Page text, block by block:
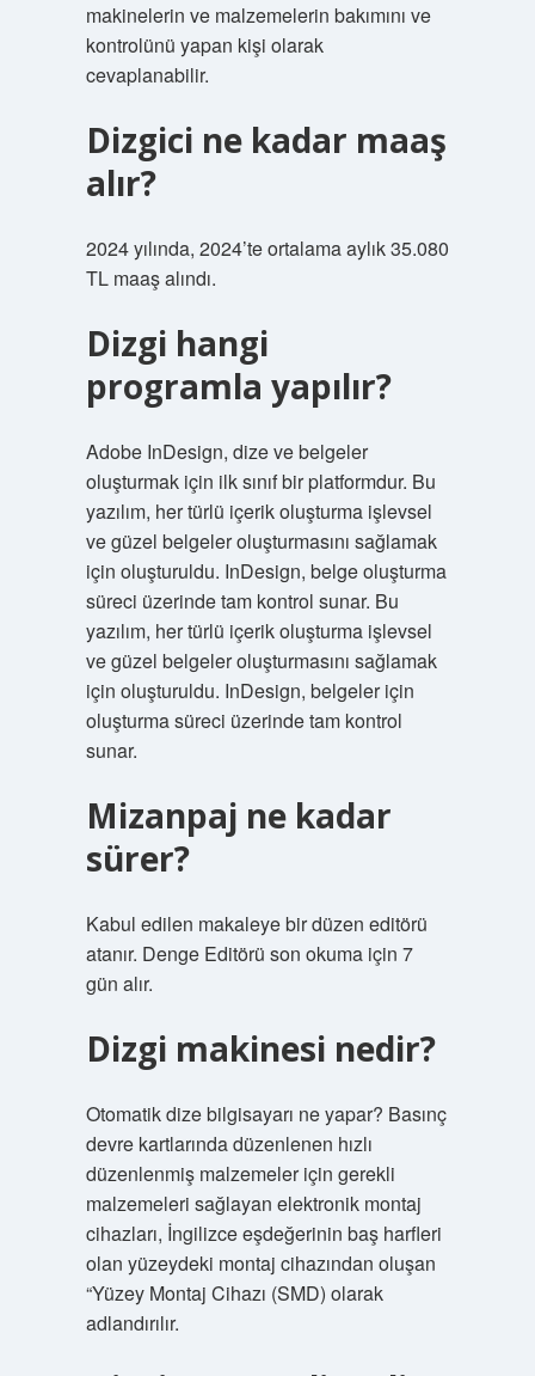
makinelerin ve malzemelerin bakımını ve
kontrolünü yapan kişi olarak
cevaplanabilir.
Dizgici ne kadar maaş
alır?
2024 yılında, 2024’te ortalama aylık 35.080
TL maaş alındı.
Dizgi hangi
programla yapılır?
Adobe InDesign, dize ve belgeler
oluşturmak için ilk sınıf bir platformdur. Bu
yazılım, her türlü içerik oluşturma işlevsel
ve güzel belgeler oluşturmasını sağlamak
için oluşturuldu. InDesign, belge oluşturma
süreci üzerinde tam kontrol sunar. Bu
yazılım, her türlü içerik oluşturma işlevsel
ve güzel belgeler oluşturmasını sağlamak
için oluşturuldu. InDesign, belgeler için
oluşturma süreci üzerinde tam kontrol
sunar.
Mizanpaj ne kadar
sürer?
Kabul edilen makaleye bir düzen editörü
atanır. Denge Editörü son okuma için 7
gün alır.
Dizgi makinesi nedir?
Otomatik dize bilgisayarı ne yapar? Basınç
devre kartlarında düzenlenen hızlı
düzenlenmiş malzemeler için gerekli
malzemeleri sağlayan elektronik montaj
cihazları, İngilizce eşdeğerinin baş harfleri
olan yüzeydeki montaj cihazından oluşan
“Yüzey Montaj Cihazı (SMD) olarak
adlandırılır.